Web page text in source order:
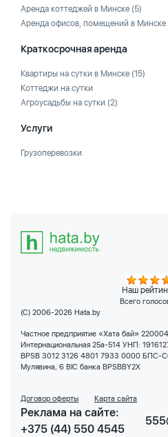
Аренда коттеджей в Минске (5)
Аренда офисов, помещений в Минске
Краткосрочная аренда
Квартиры на сутки в Минске (15)
Коттеджи на сутки
Агроусадьбы на сутки (2)
Услуги
Грузоперевозки
Наш
Всего
(C) 2006-2026 Hata.by
Частное предприятие «Хата бай»
Интернациональная 25а-514 УНП:
BPSB 3012 3126 4801 7933 0000 БПС-
Мулявина, 6 BIC банка BPSBBY2X
Договор оферты Карта сайта
Реклама на сайте:
+375 (44) 550 4545